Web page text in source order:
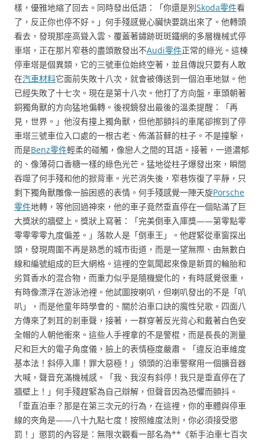
樣，優雅地縮了回去。同時發出低語：「你還是別Skoda零件看
了，反正你也停不好。」何手殘感覺心臟快要跳出來了。他轉頭
看去，發現那座高聳入雲、覆蓋著鏽跡斑斑鐵網的多層機械式停
車塔，正在那片窄巷的盡頭散發出不Audi零件正常的綠光。這棟
停車塔是個異類，它的三號車位始終空著，並且傳說只要有人敢
在汽車材料它面前失敗十八次，就會被傳送到一個泊車地獄。他
已經失敗了十七次。現在是第十八次。他打了方向盤，車頭朝著
銅獨角獸的方向猛地偏轉。後視鏡發出最後的溫柔提醒：「再
見，世界。」他沒有撞上獨角獸，但他那顫抖的車尾卻擦到了停
車塔三號車位入口處的一根古老、佈滿苔蘚的柱子。不是撞擊，
而是Benz零件輕柔的碰觸，像戀人之間的耳語。接著，一道濃郁
的、像薄荷口香糖一樣的綠色光芒。猛地從柱子爆發出來，瞬間
吞噬了何手殘和他的掀背車。光芒消失後，窄巷恢復了平靜，只
剩下獨角獸雕像一臉困惑的表情。何手殘感覺一陣天旋Porsche
零件地轉，等他回過神來，他的車子竟然垂直停在一個貼滿了巨
大獎狀的牆壁上。獎狀上寫著：「完美倒車入庫獎——第零點零
零零零零九度偏差。」落款人是「倒車王」。他趕緊從車窗探出
頭，發現周圍不再是熟悉的城市街道，而是一望無際、由無數白
線和編號組成的巨大網格。這裡的空氣聞起來像是新買的輪胎和
劣質香水的混合物，而重力似乎是隨機變化的，有時感覺很重，
有時像漂浮在游泳池裡。他試圖按喇叭，但喇叭發出的不是「叭
叭」，而是他童年時學會的、關於泊車口訣的魔性兒歌。四面八
方傳來了刺耳的剎車聲，接著，一群穿著反光背心和戴著白色安
全帽的人朝他衝來。這些人手裡拿的不是警棍，而是長長的測量
尺和巨大的電子角度儀，臉上的表情極度嚴肅。「違反泊車維度
基本法！斜停入庫！罪大惡極！」領頭的泊車警察用一個擴音器
大喊，聲音充滿機械感。「我、我沒有斜停！我只是垂直停在了
牆壁上！」何手殘趕緊為自己辯解，但聲音因為恐懼而顫抖。
「垂直泊車？那是在第三次元的行為，在這裡，你的車體與停車
線的夾角是——八十九點七度！按照維度法則，你必須接受懲
罰！」懲罰的內容是：無限次觀看一部名為**《新手泊車七百次